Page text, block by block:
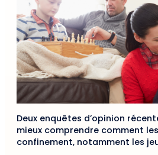
Deux enquêtes d’opinion
mieux comprendre comment
confinement, notamment les